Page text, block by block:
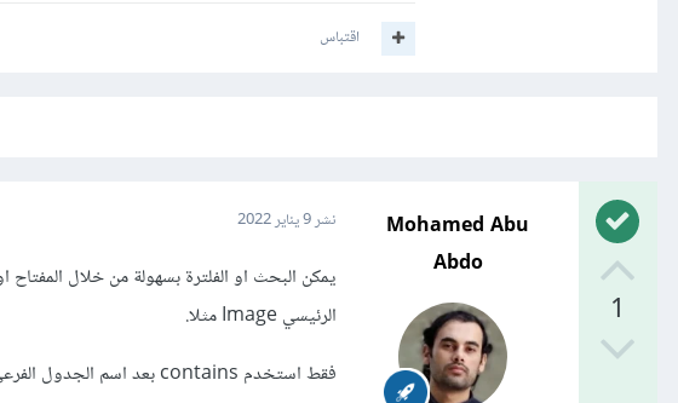
اقتباس
1
Mohamed Abu
Abdo
نشر9 يناير 2022
الرئيسي Image مثلا.
فقط استخدم contains بعد اسم الجدول الفرعي واسم الحقل الذي تبحث بداخله مفصولة ب __